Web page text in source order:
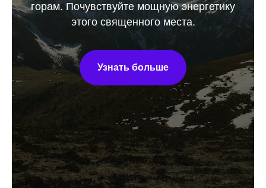
горам. Почувствуйте мощную энергетику
этого священного места.
Узнать больше